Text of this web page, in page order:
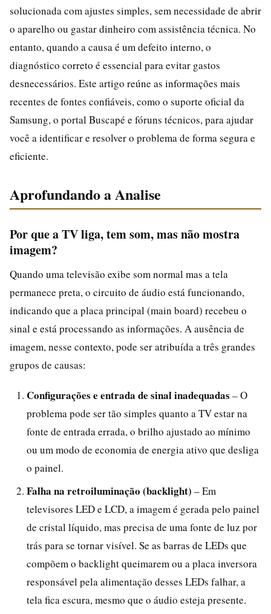
solucionada com ajustes simples, sem necessidade de abrir
o aparelho ou gastar dinheiro com assistência técnica. No
entanto, quando a causa é um defeito interno, o
diagnóstico correto é essencial para evitar gastos
desnecessários. Este artigo reúne as informações mais
recentes de fontes confiáveis, como o suporte oficial da
Samsung, o portal Buscapé e fóruns técnicos, para ajudar
você a identificar e resolver o problema de forma segura e
eficiente.
Aprofundando a Analise
Por que a TV liga, tem som, mas não mostra
imagem?
Quando uma televisão exibe som normal mas a tela
permanece preta, o circuito de áudio está funcionando,
indicando que a placa principal (main board) recebeu o
sinal e está processando as informações. A ausência de
imagem, nesse contexto, pode ser atribuída a três grandes
grupos de causas:
Configurações e entrada de sinal inadequadas – O
problema pode ser tão simples quanto a TV estar na
fonte de entrada errada, o brilho ajustado ao mínimo
ou um modo de economia de energia ativo que desliga
o painel.
Falha na retroiluminação (backlight) – Em
televisores LED e LCD, a imagem é gerada pelo painel
de cristal líquido, mas precisa de uma fonte de luz por
trás para se tornar visível. Se as barras de LEDs que
compõem o backlight queimarem ou a placa inversora
responsável pela alimentação desses LEDs falhar, a
tela fica escura, mesmo que o áudio esteja presente.